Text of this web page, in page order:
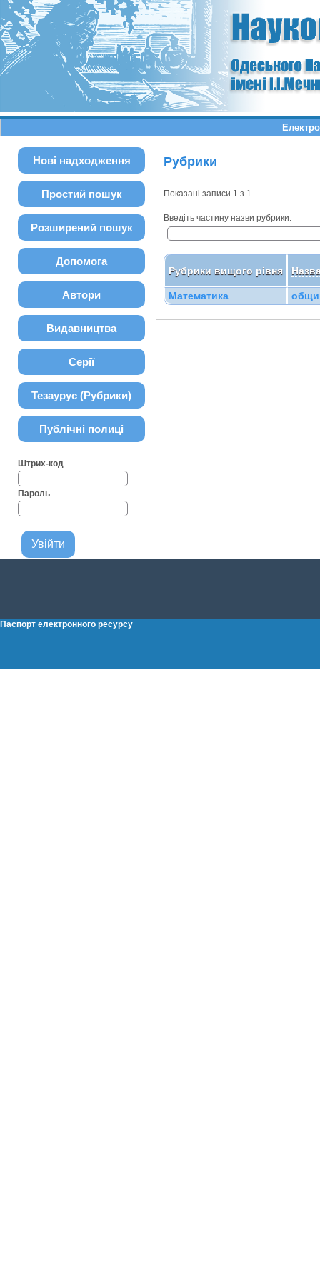
Нові надходження
Простий пошук
Розширений пошук
Допомога
Автори
Видавництва
Серії
Тезаурус (Рубрики)
Публічні полиці
Штрих-код
Пароль
Рубрики
Показані записи 1 з 1
Введіть частину назви рубрики:
Рубрики вищого рівня
Математика
Паспорт електронного ресурсу